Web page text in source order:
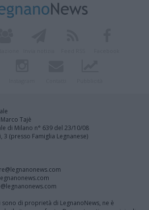
Tajè
di Milano n° 639 del 23/10/08
3 (presso Famiglia Legnanese)
di proprietà di LegnanoNews, ne è